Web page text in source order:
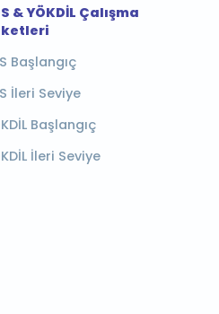
& YÖKDİL Çalışma
Başlangıç
İleri Seviye
Başlangıç
İleri Seviye